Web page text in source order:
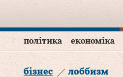
політика економіка
бізнес лоббизм